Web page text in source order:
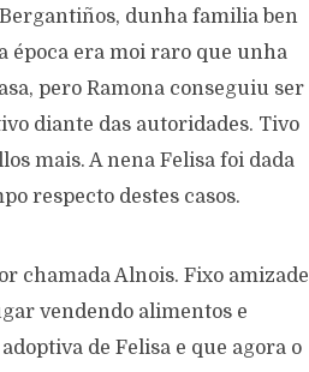
dunha familia ben
época era moi raro que unha
pero Ramona conseguiu ser
diante das autoridades. Tivo
mais. A nena Felisa foi dada
respecto destes casos.
chamada Alnois. Fixo amizade
vendendo alimentos e
de Felisa e que agora o